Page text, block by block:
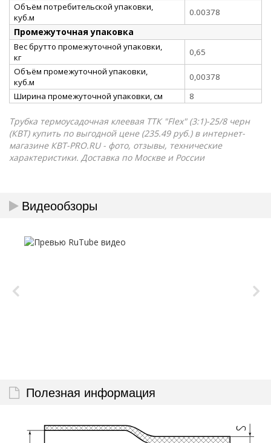
Объём потребительской упаковки,
куб.м
0.00378
Промежуточная упаковка
Вес брутто промежуточной упаковки,
кг
0,65
Объём промежуточной упаковки,
куб.м
0,00378
Ширина промежуточной упаковки, см
8
Трубка термоусадочная клеевая ТТК "Flex" (3:1)-25/8 черн
(КВТ) купить по выгодной цене (235.49 руб.) в интернет-
магазине КВТ-PRO.RU - фото, отзывы, технические
характеристики. Доставка по Москве и России
Видеообзоры
Полезная информация